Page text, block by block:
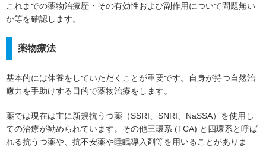
これまでの薬物治療歴・その有効性および副作用について問題無い
か等を確認します。
薬物療法
基本的には休養をしていただくことが重要です。自身が持つ自然治
癒力を手助けする目的で薬物治療をします。
薬では現在は主に新規抗うつ薬（SSRI、SNRI、NaSSA）を使用し
ての治療が勧められています。その他三環系 (TCA) と四環系と呼ば
れる抗うつ薬や、抗不安薬や睡眠導入剤等を用いることがありま